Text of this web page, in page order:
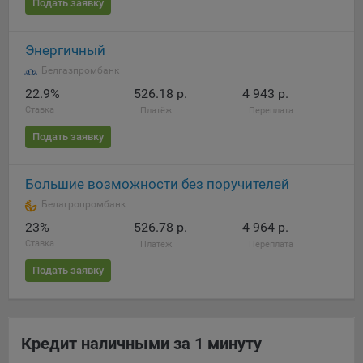
Яндекса рекламная сеть (Yandex Mobile Ads, ADFOX) -
Europe AG, Werftestrasse 4, CH-6005 Luzern, Switzerland.
Google Ads - сервис показа контекстной рекламы,
предоставляемый компанией Google Ireland Ltd, Gordon
House Barrow Street Dublin 4, D04E5W5 Ireland.
Сохранить по умолчанию
Подать заявку
Энергичный
Белгазпромбанк
22.9%
Ставка
526.18 р.
Платёж
4 943 р.
Переплата
Подать заявку
Большие возможности без поручителей
Белагропромбанк
23%
Ставка
526.78 р.
Платёж
4 964 р.
Переплата
Подать заявку
Кредит наличными за 1 минуту